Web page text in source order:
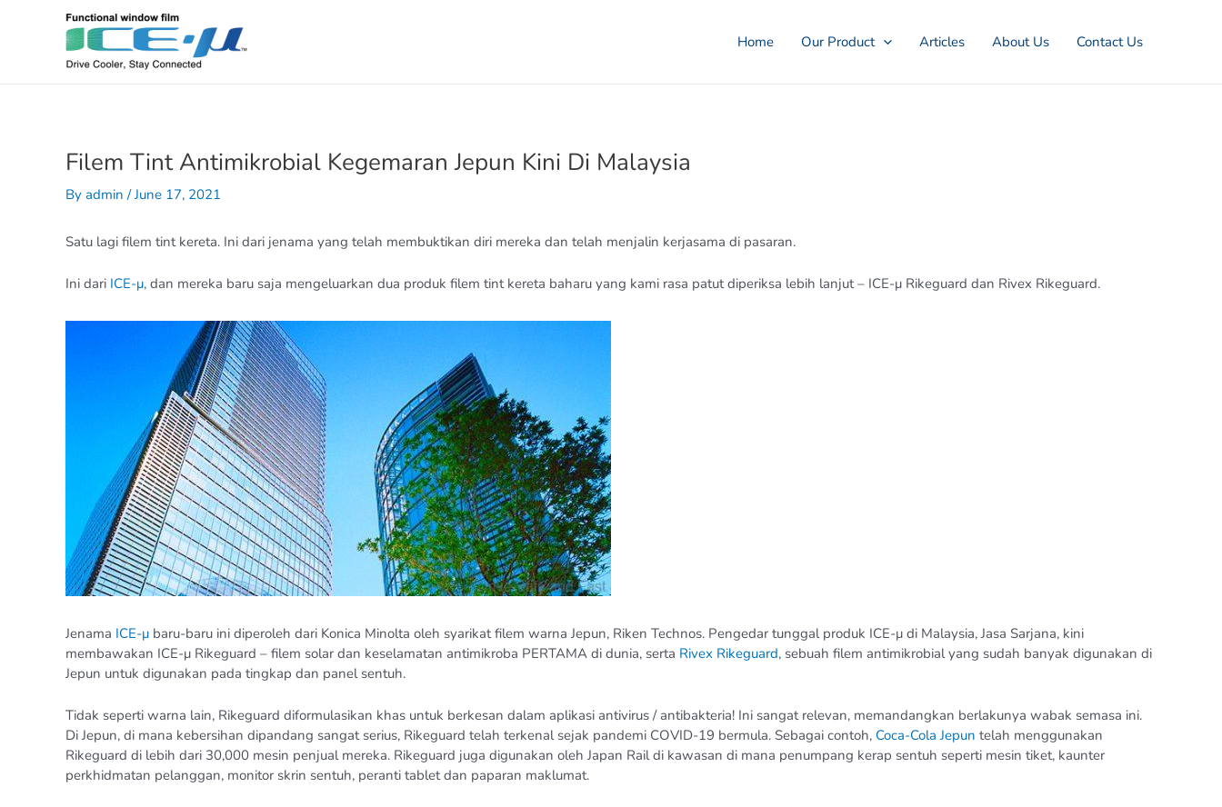
Home Our Product Articles About Us Contact Us
Filem Tint Antimikrobial Kegemaran Jepun Kini Di Malaysia
By admin/June 17, 2021
Satu lagi filem tint kereta. Ini dari jenama yang telah membuktikan diri mereka dan telah menjalin kerjasama di pasaran.
Ini dari ICE-μ, dan mereka baru saja mengeluarkan dua produk filem tint kereta baharu yang kami rasa patut diperiksa lebih lanjut – ICE-μ Rikeguard dan Rivex Rikeguard.
Jenama ICE-μ baru-baru ini diperoleh dari Konica Minolta oleh syarikat filem warna Jepun, Riken Technos. Pengedar tunggal produk ICE-μ di Malaysia, Jasa Sarjana, kini
membawakan ICE-μ Rikeguard – filem solar dan keselamatan antimikroba PERTAMA di dunia, serta Rivex Rikeguard, sebuah filem antimikrobial yang sudah banyak digunakan di
Jepun untuk digunakan pada tingkap dan panel sentuh.
Tidak seperti warna lain, Rikeguard diformulasikan khas untuk berkesan dalam aplikasi antivirus / antibakteria! Ini sangat relevan, memandangkan berlakunya wabak semasa ini.
Di Jepun, di mana kebersihan dipandang sangat serius, Rikeguard telah terkenal sejak pandemi COVID-19 bermula. Sebagai contoh, Coca-Cola Jepun telah menggunakan
Rikeguard di lebih dari 30,000 mesin penjual mereka. Rikeguard juga digunakan oleh Japan Rail di kawasan di mana penumpang kerap sentuh seperti mesin tiket, kaunter
perkhidmatan pelanggan, monitor skrin sentuh, peranti tablet dan paparan maklumat.